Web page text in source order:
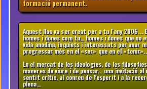
formació permanent.
Aquest lloc va ser creat per a tu l'any 2005...
homes i dones com tu… homes i dones que no
vida anodina, inquiets i interessats per anar
progressar més en el «ser» que en el
En el mercat de les ideologies, de les
maneres de viure i de pensar... una invitació al
sentit crític, al conreu de l’esperit i a la
plena…